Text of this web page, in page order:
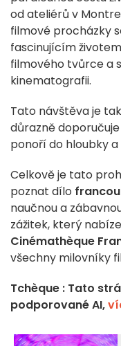
od ateliérů v
filmové procházky
fascinujícím
filmového tvůrce a
kinematografii.
Tato návštěva je
důrazně
ponoří do hloubky
Celkově je tato
poznat dílo
naučnou a
zážitek, který
Cinémathèque
všechny milovníky
Tchèque : Tato
podporované AI,